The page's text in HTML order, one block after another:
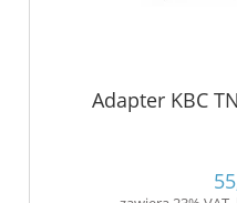
Adapter KBC